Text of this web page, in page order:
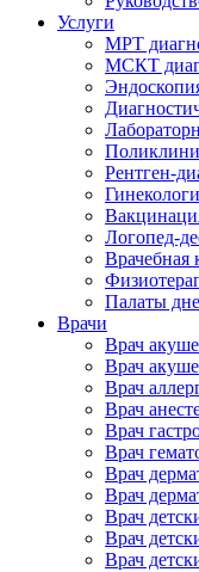
Услуги
МРТ
МСКТ
Рентген-
Логопед-
Врачебная
Палаты
Врачи
Врач
Врач
Врач
Врач
Врач
Врач
Врач
Врач
Врач
Врач
Врач